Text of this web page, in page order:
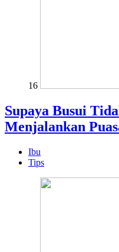
16
Supaya Busui
Menjalankan
Ibu
Tips